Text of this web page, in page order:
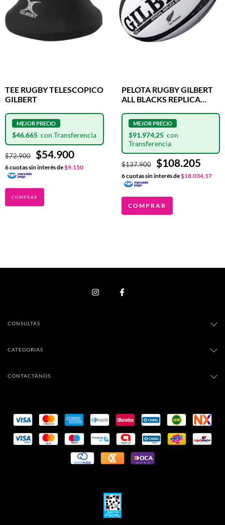
TEE RUGBY TELESCOPICO
GILBERT
$72.900 $54.900
$46.665
6cuotas sin interés de$9.150
PELOTA RUGBY GILBERT
ALL BLACKS REPLICA
$137.900 $108.205
$91.974,25
6cuotas sin interés de$18.034,17
COMPRAR
CONSULTAS
CATEGORIAS
CONTACTÁNOS